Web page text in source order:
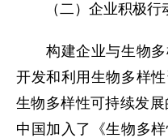
（二）企业积极行
构建企业与生物多
开发和利用生物多样
生物多样性可持续发展
中国加入了《生物多